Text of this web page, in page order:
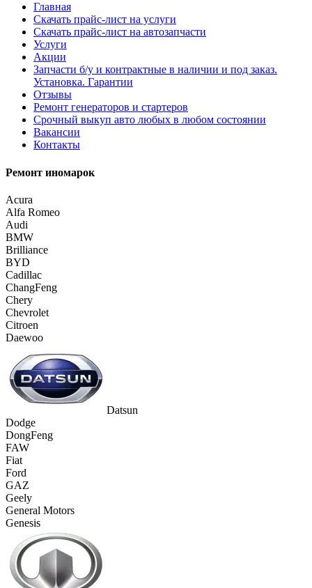
Главная
Скачать прайс-лист на услуги
Скачать прайс-лист на автозапчасти
Услуги
Акции
Запчасти б/у и контрактные в наличии и под заказ.
Установка. Гарантии
Отзывы
Ремонт генераторов и стартеров
Cрочный выкуп авто любых в любом состоянии
Вакансии
Контакты
Ремонт иномарок
Acura
Alfa Romeo
Audi
BMW
Brilliance
BYD
Cadillac
ChangFeng
Chery
Chevrolet
Citroen
Daewoo
Datsun
Dodge
DongFeng
FAW
Fiat
Ford
GAZ
Geely
General Motors
Genesis